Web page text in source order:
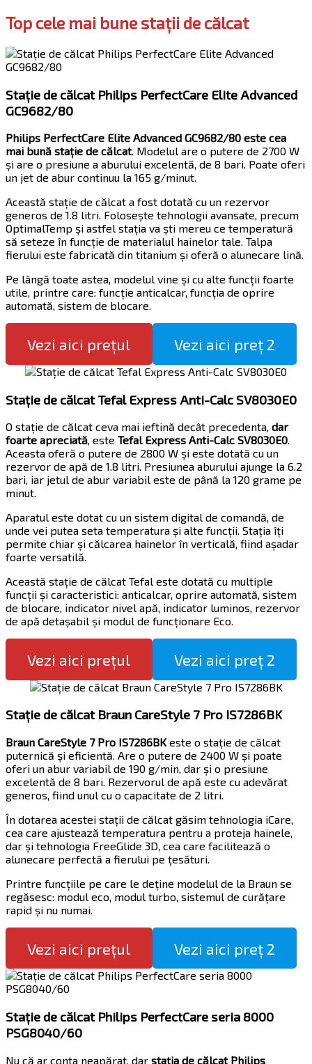
Top cele mai bune stații de călcat
Stație de călcat Philips PerfectCare Elite Advanced
GC9682/80
Philips PerfectCare Elite Advanced GC9682/80 este cea
mai bună stație de călcat. Modelul are o putere de 2700 W
și are o presiune a aburului excelentă, de 8 bari. Poate oferi
un jet de abur continuu la 165 g/minut.
Această stație de călcat a fost dotată cu un rezervor
generos de 1.8 litri. Folosește tehnologii avansate, precum
OptimalTemp și astfel stația va ști mereu ce temperatură
să seteze în funcție de materialul hainelor tale. Talpa
fierului este fabricată din titanium și oferă o alunecare lină.
Pe lângă toate astea, modelul vine și cu alte funcții foarte
utile, printre care: funcție anticalcar, funcția de oprire
automată, sistem de blocare.
Vezi aici prețul Vezi aici preț 2
Stație de călcat Tefal Express Anti-Calc SV8030E0
O stație de călcat ceva mai ieftină decât precedenta, dar
foarte apreciată, este Tefal Express Anti-Calc SV8030E0.
Aceasta oferă o putere de 2800 W și este dotată cu un
rezervor de apă de 1.8 litri. Presiunea aburului ajunge la 6.2
bari, iar jetul de abur variabil este de până la 120 grame pe
minut.
Aparatul este dotat cu un sistem digital de comandă, de
unde vei putea seta temperatura și alte funcții. Stația îți
permite chiar și călcarea hainelor în verticală, fiind așadar
foarte versatilă.
Această stație de călcat Tefal este dotată cu multiple
funcții și caracteristici: anticalcar, oprire automată, sistem
de blocare, indicator nivel apă, indicator luminos, rezervor
de apă detașabil și modul de funcționare Eco.
Vezi aici prețul Vezi aici preț 2
Stație de călcat Braun CareStyle 7 Pro IS7286BK
Braun CareStyle 7 Pro IS7286BKeste o stație de călcat
puternică și eficientă. Are o putere de 2400 W și poate
oferi un abur variabil de 190 g/min, dar și o presiune
excelentă de 8 bari. Rezervorul de apă este cu adevărat
generos, fiind unul cu o capacitate de 2 litri.
În dotarea acestei stații de călcat găsim tehnologia iCare,
cea care ajustează temperatura pentru a proteja hainele,
dar și tehnologia FreeGlide 3D, cea care facilitează o
alunecare perfectă a fierului pe țesături.
Printre funcțiile pe care le deține modelul de la Braun se
regăsesc: modul eco, modul turbo, sistemul de curățare
rapid și nu numai.
Vezi aici prețul Vezi aici preț 2
Stație de călcat Philips PerfectCare seria 8000
PSG8040/60
Nu că ar conta neapărat, dar stația de călcat Philips